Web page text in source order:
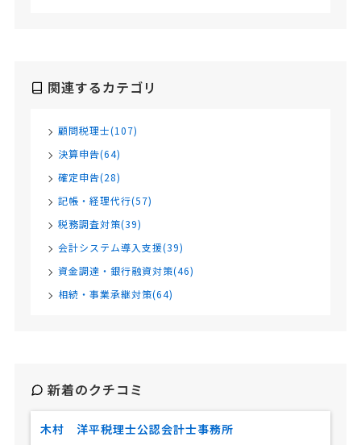
関連するカテゴリ
顧問税理士(107)
決算申告(64)
確定申告(28)
記帳・経理代行(57)
税務調査対策(39)
会計システム導入支援(39)
資金調達・銀行融資対策(46)
相続・事業承継対策(64)
新着のクチコミ
木村 洋平税理士公認会計士事務所